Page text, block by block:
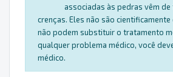
associadas às pedras vêm
crenças. Eles não são
não podem substituir o tratamento
qualquer problema médico, você
médico.